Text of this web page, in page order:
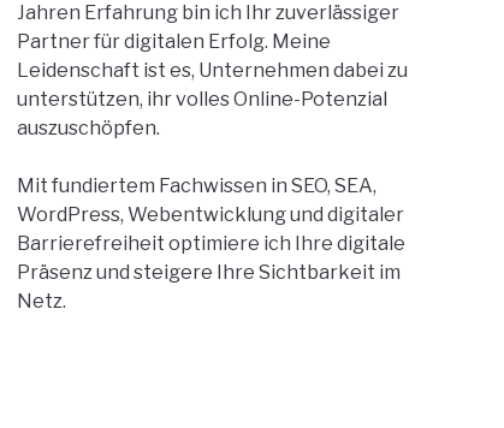
Jahren Erfahrung bin ich Ihr zuverlässiger
Partner für digitalen Erfolg. Meine
Leidenschaft ist es, Unternehmen dabei zu
unterstützen, ihr volles Online-Potenzial
auszuschöpfen.
Mit fundiertem Fachwissen in SEO, SEA,
WordPress, Webentwicklung und digitaler
Barrierefreiheit optimiere ich Ihre digitale
Präsenz und steigere Ihre Sichtbarkeit im
Netz.